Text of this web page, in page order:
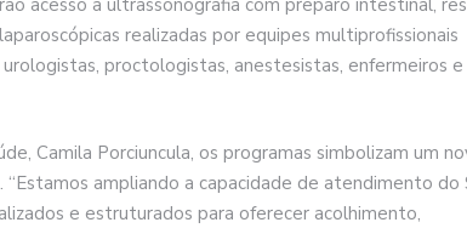
realizadas por equipes multiprofissionais
proctologistas, anestesistas, enfermeiros
Camila Porciuncula, os programas simbolizam um
ampliando a capacidade de atendimento do
e estruturados para oferecer acolhimento,